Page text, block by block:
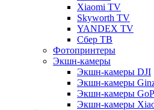
Xiaomi TV
Skyworth TV
YANDEX TV
Сбер ТВ
Фотопринтеры
Экшн-камеры
Экшн-камеры DJI
Экшн-камеры
Экшн-камеры
Экшн-камеры